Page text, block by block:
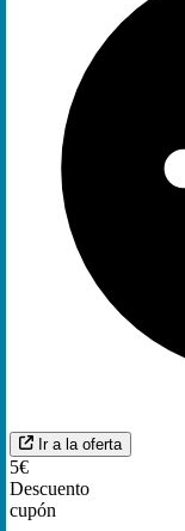
Ir a la oferta
5€
Descuento
cupón